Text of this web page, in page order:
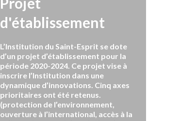
d'établissement
L’Institution du Saint-Esprit se dote
d’un projet d’établissement pour la
période 2020-2024. Ce projet vise à
inscrire l’Institution dans une
dynamique d’innovations. Cinq axes
prioritaires ont été retenus.
(protection de l’environnement,
ouverture à l’international, accès à la